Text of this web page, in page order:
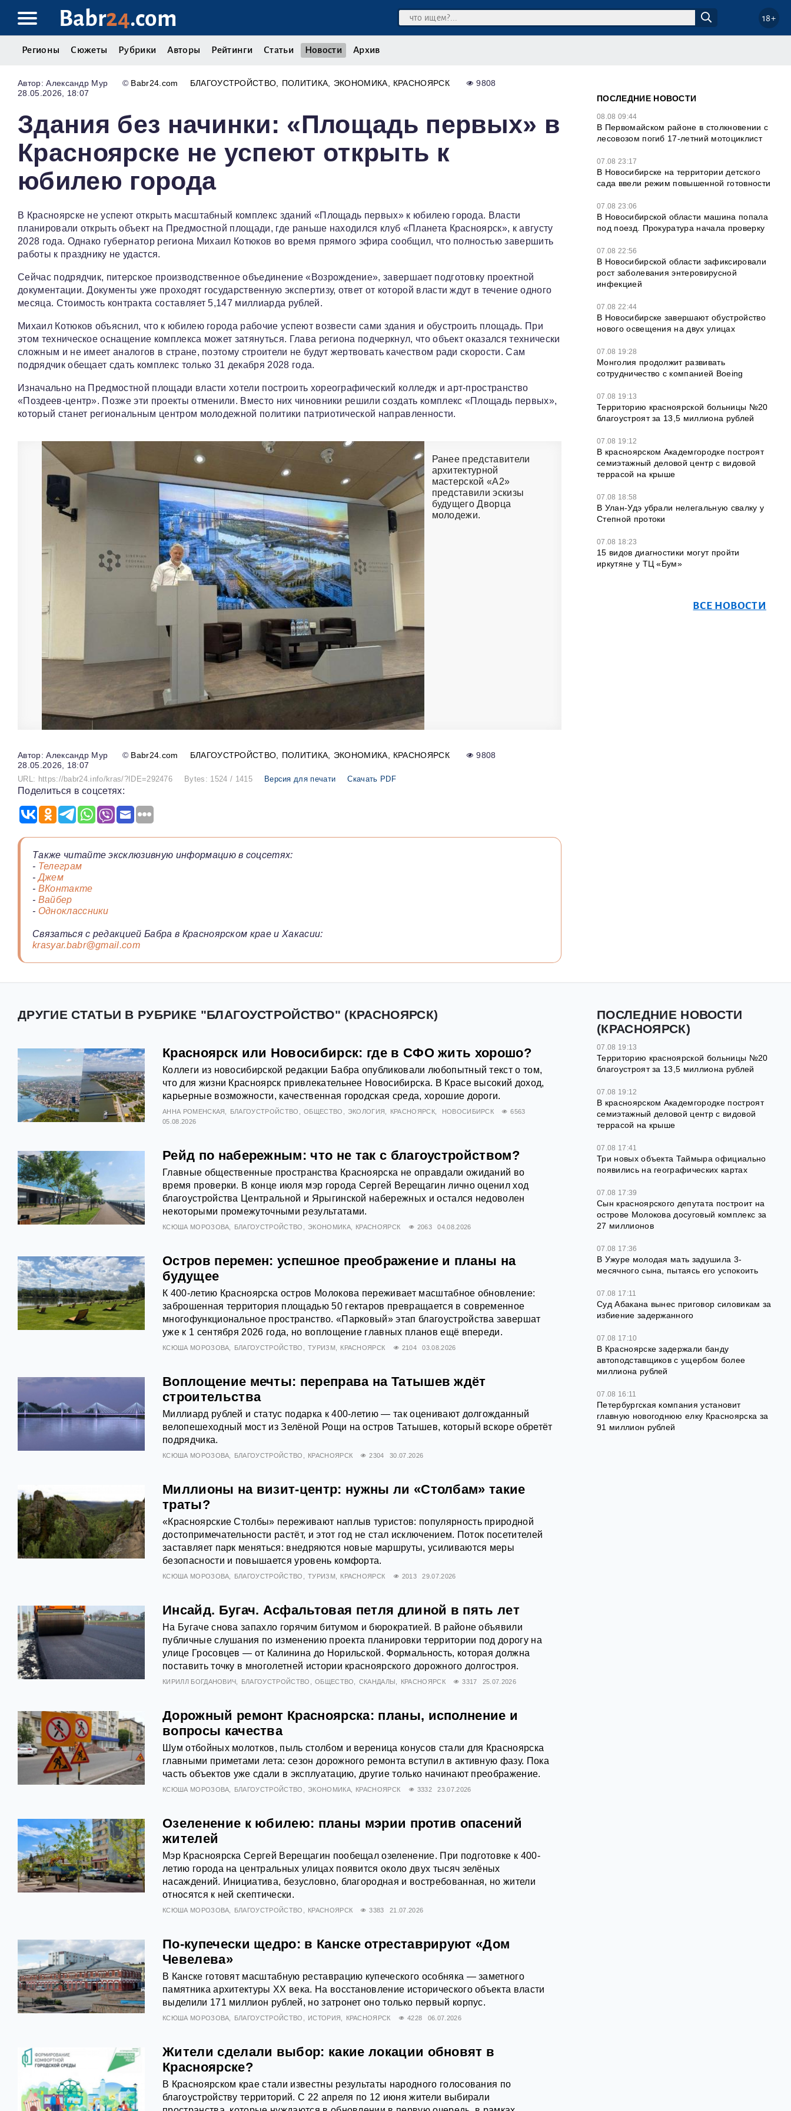
Babr24.com 18+
Регионы Сюжеты Рубрики Авторы Рейтинги Статьи Новости Архив
Александр Мур © Babr24.com БЛАГОУСТРОЙСТВО ПОЛИТИКА ЭКОНОМИКА КРАСНОЯРСК
9808
28.05.2026, 18:07
Здания без начинки: «Площадь первых» в
Красноярске не успеют открыть к
юбилею города
В Красноярске не успеют открыть масштабный комплекс зданий «Площадь первых» к юбилею города. Власти
планировали открыть объект на Предмостной площади, где раньше находился клуб «Планета Красноярск», к августу
2028 года. Однако губернатор региона Михаил Котюков во время прямого эфира сообщил, что полностью завершить
работы к празднику не удастся.
Сейчас подрядчик, питерское производственное объединение «Возрождение», завершает подготовку проектной
документации. Документы уже проходят государственную экспертизу, ответ от которой власти ждут в течение одного
месяца. Стоимость контракта составляет 5,147 миллиарда рублей.
Михаил Котюков объяснил, что к юбилею города рабочие успеют возвести сами здания и обустроить площадь. При
этом техническое оснащение комплекса может затянуться. Глава региона подчеркнул, что объект оказался технически
сложным и не имеет аналогов в стране, поэтому строители не будут жертвовать качеством ради скорости. Сам
подрядчик обещает сдать комплекс только 31 декабря 2028 года.
Изначально на Предмостной площади власти хотели построить хореографический колледж и арт-пространство
«Поздеев-центр». Позже эти проекты отменили. Вместо них чиновники решили создать комплекс «Площадь первых»,
который станет региональным центром молодежной политики патриотической направленности.
Ранее представители
архитектурной
мастерской «А2»
представили эскизы
будущего Дворца
молодежи.
Александр Мур © Babr24.com БЛАГОУСТРОЙСТВО ПОЛИТИКА ЭКОНОМИКА КРАСНОЯРСК
9808
28.05.2026, 18:07
URL: https://babr24.info/kras/?IDE=292476 Bytes: 1524 / 1415 Версия для печати Скачать PDF
Поделиться в соцсетях:
Также читайте эксклюзивную информацию в соцсетях:
- Телеграм
-Джем
- ВКонтакте
- Вайбер
- Одноклассники
Связаться с редакцией Бабра в Красноярском крае и Хакасии:
krasyar.babr@gmail.com
ПОСЛЕДНИЕ НОВОСТИ
08.08 09:44
В Первомайском районе в столкновении с
лесовозом погиб 17-летний мотоциклист
07.08 23:17
В Новосибирске на территории детского
сада ввели режим повышенной готовности
07.08 23:06
В Новосибирской области машина попала
под поезд. Прокуратура начала проверку
07.08 22:56
В Новосибирской области зафиксировали
рост заболевания энтеровирусной
инфекцией
07.08 22:44
В Новосибирске завершают обустройство
нового освещения на двух улицах
07.08 19:28
Монголия продолжит развивать
сотрудничество с компанией Boeing
07.08 19:13
Территорию красноярской больницы №20
благоустроят за 13,5 миллиона рублей
07.08 19:12
В красноярском Академгородке построят
семиэтажный деловой центр с видовой
террасой на крыше
07.08 18:58
В Улан-Удэ убрали нелегальную свалку у
Степной протоки
07.08 18:23
15 видов диагностики могут пройти
иркутяне у ТЦ «Бум»
ВСЕ НОВОСТИ
ДРУГИЕ СТАТЬИ В РУБРИКЕ "БЛАГОУСТРОЙСТВО" (КРАСНОЯРСК)
Красноярск или Новосибирск: где в СФО жить хорошо?
Коллеги из новосибирской редакции Бабра опубликовали любопытный текст о том,
что для жизни Красноярск привлекательнее Новосибирска. В Красе высокий доход,
карьерные возможности, качественная городская среда, хорошие дороги.
АННА РОМЕНСКАЯ БЛАГОУСТРОЙСТВО ОБЩЕСТВО ЭКОЛОГИЯ КРАСНОЯРСК НОВОСИБИРСК
6563
05.08.2026
Рейд по набережным: что не так с благоустройством?
Главные общественные пространства Красноярска не оправдали ожиданий во
время проверки. В конце июля мэр города Сергей Верещагин лично оценил ход
благоустройства Центральной и Ярыгинской набережных и остался недоволен
некоторыми промежуточными результатами.
КСЮША МОРОЗОВА БЛАГОУСТРОЙСТВО ЭКОНОМИКА КРАСНОЯРСК 2063 04.08.2026
Остров перемен: успешное преображение и планы на
будущее
К 400-летию Красноярска остров Молокова переживает масштабное обновление:
заброшенная территория площадью 50 гектаров превращается в современное
многофункциональное пространство. «Парковый» этап благоустройства завершат
уже к 1 сентября 2026 года, но воплощение главных планов ещё впереди.
КСЮША МОРОЗОВА БЛАГОУСТРОЙСТВО ТУРИЗМ КРАСНОЯРСК 2104 03.08.2026
Воплощение мечты: переправа на Татышев ждёт
строительства
Миллиард рублей и статус подарка к 400-летию — так оценивают долгожданный
велопешеходный мост из Зелёной Рощи на остров Татышев, который вскоре обретёт
подрядчика.
КСЮША МОРОЗОВА БЛАГОУСТРОЙСТВО КРАСНОЯРСК 2304 30.07.2026
Миллионы на визит-центр: нужны ли «Столбам» такие
траты?
«Красноярские Столбы» переживают наплыв туристов: популярность природной
достопримечательности растёт, и этот год не стал исключением. Поток посетителей
заставляет парк меняться: внедряются новые маршруты, усиливаются меры
безопасности и повышается уровень комфорта.
КСЮША МОРОЗОВА БЛАГОУСТРОЙСТВО ТУРИЗМ КРАСНОЯРСК 2013 29.07.2026
Инсайд. Бугач. Асфальтовая петля длиной в пять лет
На Бугаче снова запахло горячим битумом и бюрократией. В районе объявили
публичные слушания по изменению проекта планировки территории под дорогу на
улице Гросовцев — от Калинина до Норильской. Формальность, которая должна
поставить точку в многолетней истории красноярского дорожного долгостроя.
КИРИЛЛ БОГДАНОВИЧ БЛАГОУСТРОЙСТВО ОБЩЕСТВО СКАНДАЛЫ КРАСНОЯРСК 3317 25.07.2026
Дорожный ремонт Красноярска: планы, исполнение и
вопросы качества
Шум отбойных молотков, пыль столбом и вереница конусов стали для Красноярска
главными приметами лета: сезон дорожного ремонта вступил в активную фазу. Пока
часть объектов уже сдали в эксплуатацию, другие только начинают преображение.
КСЮША МОРОЗОВА БЛАГОУСТРОЙСТВО ЭКОНОМИКА КРАСНОЯРСК 3332 23.07.2026
Озеленение к юбилею: планы мэрии против опасений
жителей
Мэр Красноярска Сергей Верещагин пообещал озеленение. При подготовке к 400-
летию города на центральных улицах появится около двух тысяч зелёных
насаждений. Инициатива, безусловно, благородная и востребованная, но жители
относятся к ней скептически.
КСЮША МОРОЗОВА БЛАГОУСТРОЙСТВО КРАСНОЯРСК 3383 21.07.2026
По-купечески щедро: в Канске отреставрируют «Дом
Чевелева»
В Канске готовят масштабную реставрацию купеческого особняка — заметного
памятника архитектуры XX века. На восстановление исторического объекта власти
выделили 171 миллион рублей, но затронет оно только первый корпус.
КСЮША МОРОЗОВА БЛАГОУСТРОЙСТВО ИСТОРИЯ КРАСНОЯРСК 4228 06.07.2026
Жители сделали выбор: какие локации обновят в
Красноярске?
В Красноярском крае стали известны результаты народного голосования по
благоустройству территорий. С 22 апреля по 12 июня жители выбирали
ПОСЛЕДНИЕ НОВОСТИ
(КРАСНОЯРСК)
07.08 19:13
Территорию красноярской больницы №20
благоустроят за 13,5 миллиона рублей
07.08 19:12
В красноярском Академгородке построят
семиэтажный деловой центр с видовой
террасой на крыше
07.08 17:41
Три новых объекта Таймыра официально
появились на географических картах
07.08 17:39
Сын красноярского депутата построит на
острове Молокова досуговый комплекс за
27 миллионов
07.08 17:36
В Ужуре молодая мать задушила 3-
месячного сына, пытаясь его успокоить
07.08 17:11
Суд Абакана вынес приговор силовикам за
избиение задержанного
07.08 17:10
В Красноярске задержали банду
автоподставщиков с ущербом более
миллиона рублей
07.08 16:11
Петербургская компания установит
главную новогоднюю елку Красноярска за
91 миллион рублей